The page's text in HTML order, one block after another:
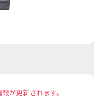
が更新されます。